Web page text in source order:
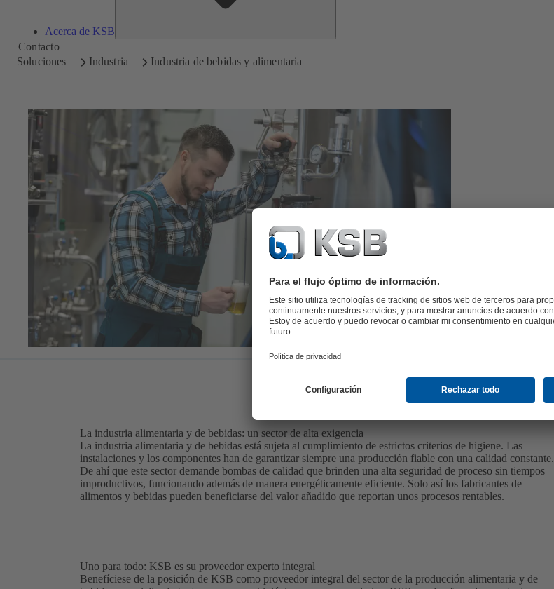
Acerca de KSB
Contacto
Soluciones
Industria Industria de bebidas y alimentaria
La industria alimentaria y de bebidas: un sector de alta exigencia
La industria alimentaria y de bebidas está sujeta al cumplimiento de estrictos criterios de higiene. Las
instalaciones y los componentes han de garantizar siempre una producción fiable con una calidad constante.
De ahí que este sector demande bombas de calidad que brinden una alta seguridad de proceso sin tiempos
improductivos, funcionando además de manera energéticamente eficiente. Solo así los fabricantes de
alimentos y bebidas pueden beneficiarse del valor añadido que reportan unos procesos rentables.
Uno para todo: KSB es su proveedor experto integral
Benefíciese de la posición de KSB como proveedor integral del sector de la producción alimentaria y de